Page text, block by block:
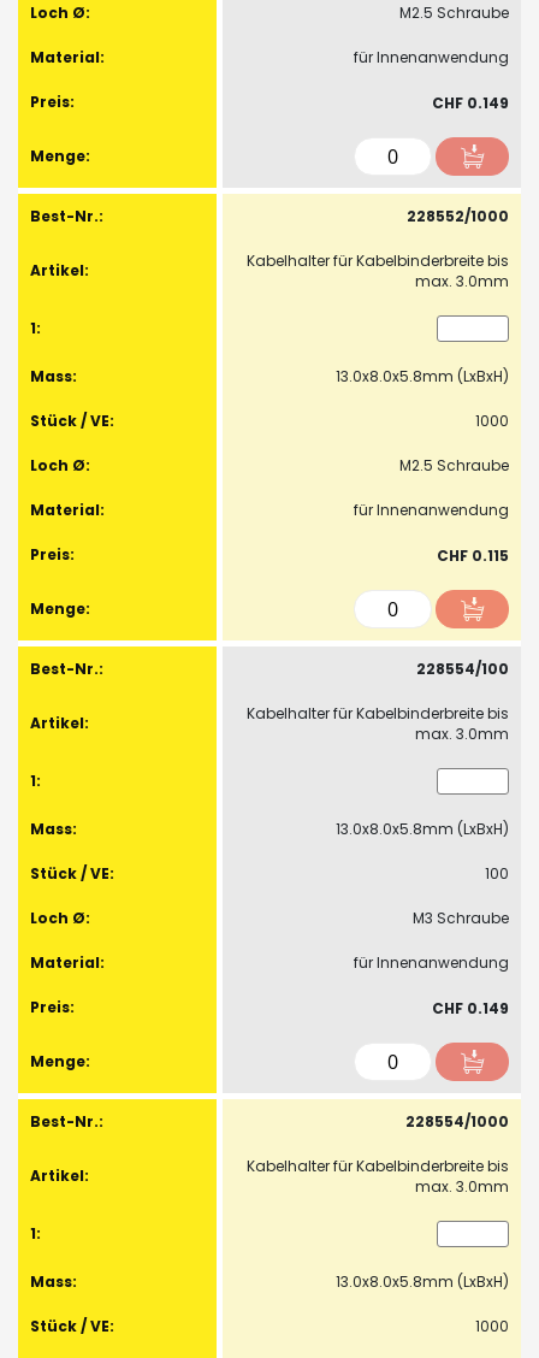
M2.5 Schraube
für Innenanwendung
CHF 0.149
228552/1000
Kabelhalter für Kabelbinderbreite bis
max. 3.0mm
13.0x8.0x5.8mm (LxBxH)
1000
M2.5 Schraube
für Innenanwendung
CHF 0.115
228554/100
Kabelhalter für Kabelbinderbreite bis
max. 3.0mm
13.0x8.0x5.8mm (LxBxH)
100
M3 Schraube
für Innenanwendung
CHF 0.149
228554/1000
Kabelhalter für Kabelbinderbreite bis
max. 3.0mm
13.0x8.0x5.8mm (LxBxH)
1000